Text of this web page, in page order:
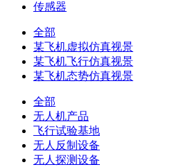
传感器
全部
某飞机虚拟仿真视景
某飞机飞行仿真视景
某飞机态势仿真视景
全部
无人机产品
飞行试验基地
无人反制设备
无人探测设备